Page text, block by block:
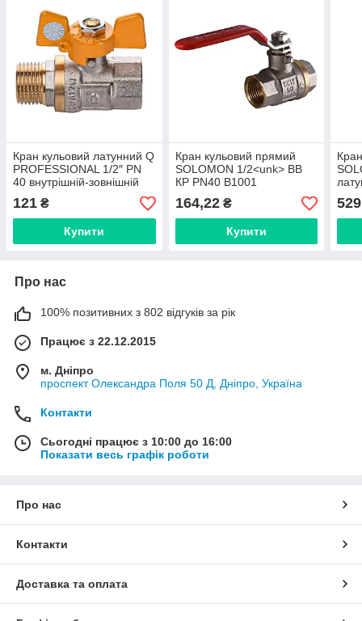
Кран кульовий латунний Q
PROFESSIONAL 1/2″ PN
40 внутрішній-зовнішній
QP152
121 ₴
Купити
Кран кульовий прямий
SOLOMON 1/2<unk> ВВ
КР PN40 B1001
164,22₴
Купити
529
Про нас
100% позитивних з 802 відгуків за рік
Працює з 22.12.2015
м. Дніпро
проспект Олександра Поля 50 Д, Дніпро, Україна
Контакти
Сьогодні працює з 10:00 до 16:00
Показати весь графік роботи
Про нас
Контакти
Доставка та оплата